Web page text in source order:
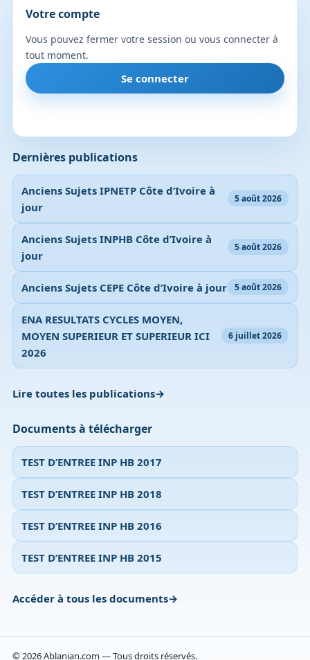
Dernières publications
Anciens Sujets IPNETP Côte d’Ivoire à
jour
5 août 2026
Anciens Sujets INPHB Côte d’Ivoire à
jour
5 août 2026
Anciens Sujets CEPE Côte d’Ivoire à jour 5 août 2026
ENA RESULTATS CYCLES MOYEN,
MOYEN SUPERIEUR ET SUPERIEUR ICI
2026
6 juillet 2026
Lire toutes les publications
Documents à télécharger
TEST D’ENTREE INP HB 2017
TEST D’ENTREE INP HB 2018
TEST D’ENTREE INP HB 2016
TEST D’ENTREE INP HB 2015
Accéder à tous les documents
Votre compte
Vous pouvez fermer votre session ou vous connecter à
tout moment.
Se connecter
© 2026 Ablanian.com — Tous droits réservés.